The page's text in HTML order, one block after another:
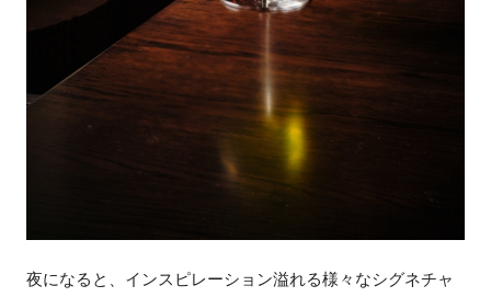
夜になると、インスピレーション溢れる様々なシグネチャ